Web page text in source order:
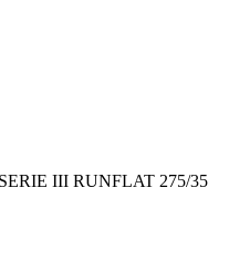
III RUNFLAT 275/35